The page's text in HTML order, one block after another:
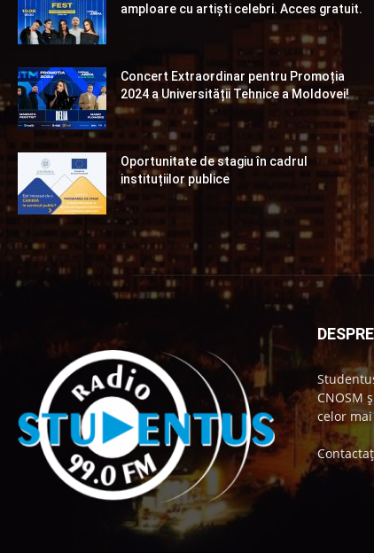
amploare cu artiști celebri. Acces gratuit.
Concert Extraordinar pentru Promoția
2024 a Universității Tehnice a Moldovei!
Oportunitate de stagiu în cadrul
instituțiilor publice
CNOSM
celor